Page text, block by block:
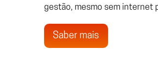
gestão, mesmo sem internet
Saber mais